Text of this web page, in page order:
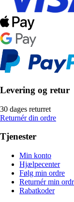
Levering og retur
30 dages returret
Returnér din ordre
Tjenester
Min konto
Hjælpecenter
Følg min ordre
Returnér min
Rabatkoder